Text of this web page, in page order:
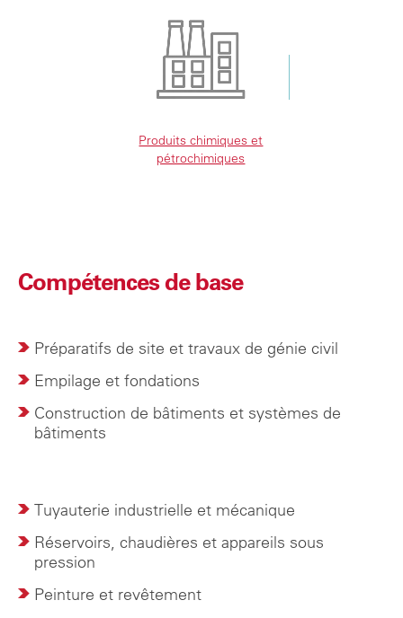
Produits chimiques et
pétrochimiques
Compétences de base
Préparatifs de site et travaux de génie civil
Empilage et fondations
Construction de bâtiments et systèmes de
bâtiments
Tuyauterie industrielle et mécanique
Réservoirs, chaudières et appareils sous
pression
Peinture et revêtement